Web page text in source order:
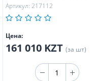
Артикул: 217112
Цена:
161 010 KZT (за шт)